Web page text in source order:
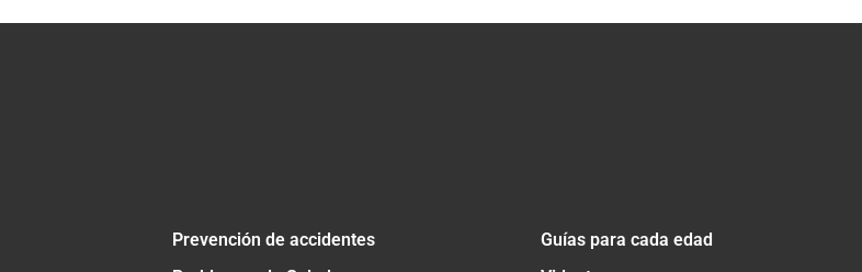
Prevención de accidentes
Guías para cada edad